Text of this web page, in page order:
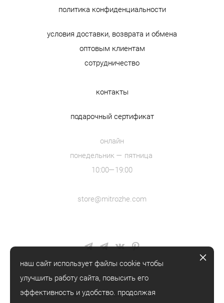
политика конфиденциальности
условия доставки, возврата и обмена
оптовым клиентам
сотрудничество
контакты
подарочный сертификат
онлайн
понедельник — пятница
10:00—19:00
store@mitrozhe.com
© mitrozhe, 2018—2026
наш сайт использует файлы cookie чтобы
улучшить работу сайта, повысить его
эффективность и удобство. продолжая